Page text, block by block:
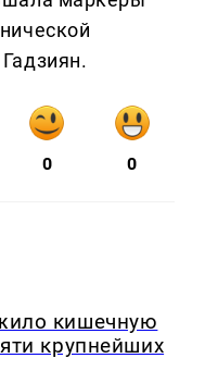
0 0
кишечную
крупнейших